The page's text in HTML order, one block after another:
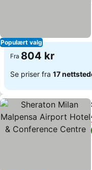
Populært valg
Fra 804 kr
Se priser fra 17